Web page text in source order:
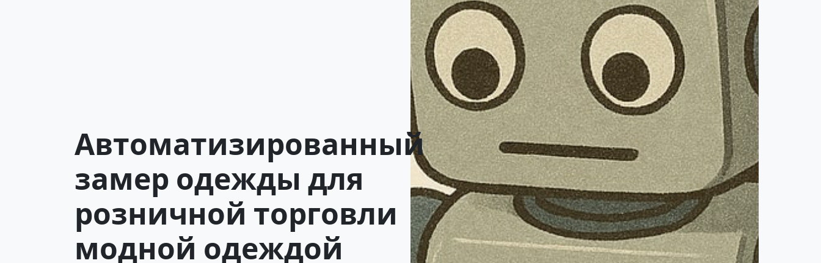
Автоматизированный
замер одежды для
розничной торговли
модной одеждой